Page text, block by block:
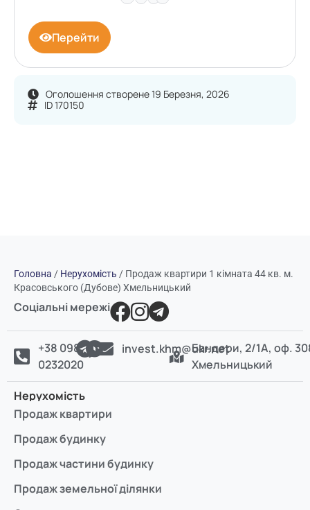
Оголошення створене 19 Березня, 2026
ID 170150
Перейти
Головна / Нерухомість / Продаж квартири 1 кімната 44 кв. м.
Красовського (Дубове) Хмельницький
Соціальні мережі
+38 098
0232020
invest.khm@ukr.netБандери, 2/1А, оф.
Хмельницький
Нерухомість
Продаж квартири
Продаж будинку
Продаж частини будинку
Продаж земельної ділянки